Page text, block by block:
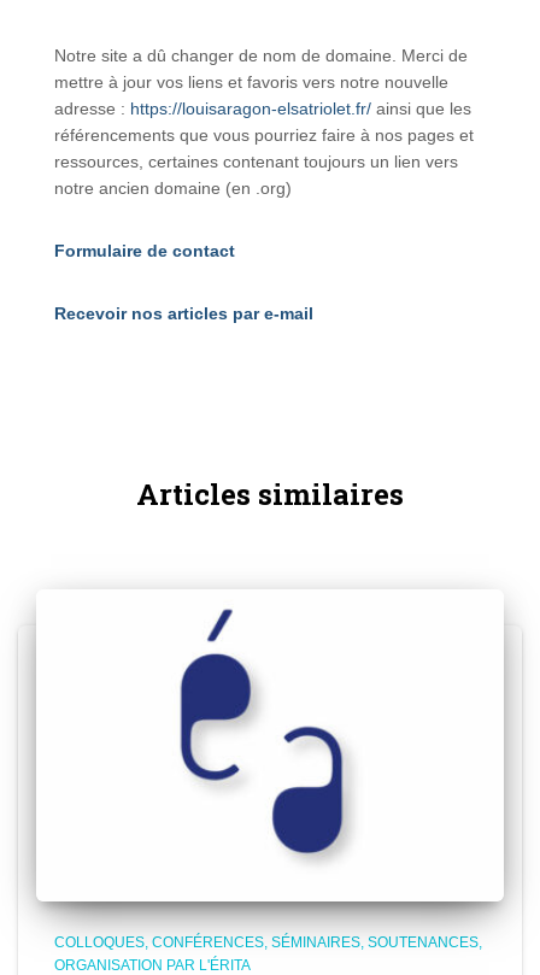
Notre site a dû changer de nom de domaine. Merci de
mettre à jour vos liens et favoris vers notre nouvelle
adresse : https://louisaragon-elsatriolet.fr/ ainsi que les
référencements que vous pourriez faire à nos pages et
ressources, certaines contenant toujours un lien vers
notre ancien domaine (en .org)
Formulaire de contact
Recevoir nos articles par e-mail
Articles similaires
COLLOQUES, CONFÉRENCES, SÉMINAIRES, SOUTENANCES
ORGANISATION PAR L'ÉRITA